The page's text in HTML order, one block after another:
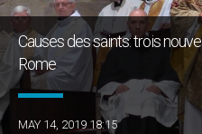
Causes des saints: trois
Rome
MAY 14, 2019 18:15